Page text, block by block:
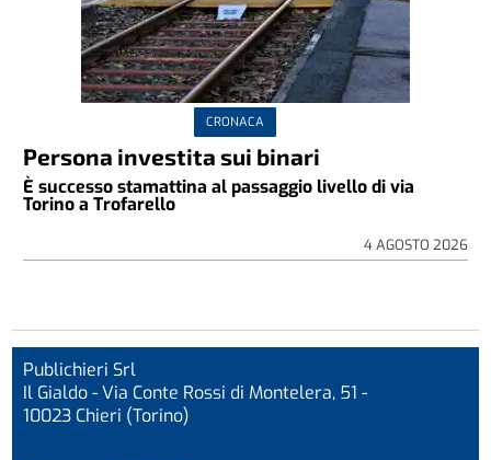
CRONACA
Persona investita sui binari
È successo stamattina al passaggio livello di via
Torino a Trofarello
4 AGOSTO 2026
Publichieri Srl
Il Gialdo - Via Conte Rossi di Montelera, 51 -
10023 Chieri (Torino)